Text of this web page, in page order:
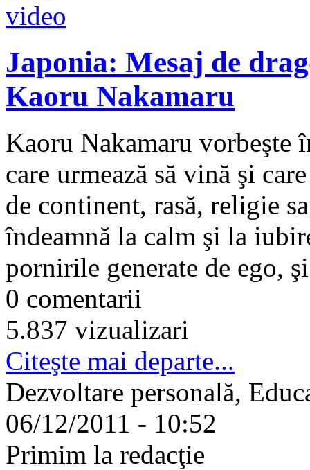
Japonia: Mesaj de
Kaoru Nakamaru
Kaoru Nakamaru vorbeşte
care urmează să vină şi
de continent, rasă, religie
îndeamnă la calm şi la
pornirile generate de ego,
0 comentarii
5.837 vizualizari
Citeşte mai departe...
Dezvoltare personală,
06/12/2011 - 10:52
Primim la redacţie